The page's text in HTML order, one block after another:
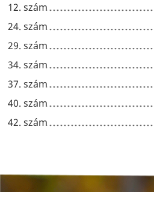
12. szám
24. szám
29. szám
34. szám
37. szám
40. szám
42. szám